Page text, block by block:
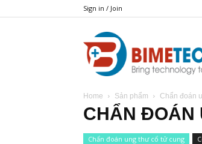
Sign in / Join
Home Sản phẩm Chẩn đoán
CHẨN ĐOÁN
Chẩn đoán ung thư cổ tử cung